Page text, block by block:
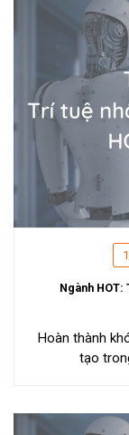
Ngành
Hoàn thành
tạo